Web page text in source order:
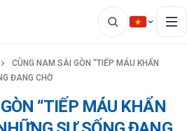
CÙNG NAM SÀI GÒN “TIẾP MÁU KHẨN
ĐANG CHỜ
“TIẾP MÁU KHẨN